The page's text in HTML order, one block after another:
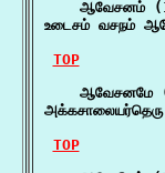
ஆவேசனம்
உடைசம் வசநம்
TOP
ஆவேசனமே
TOP